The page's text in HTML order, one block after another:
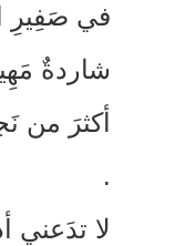
صَفِيرِ الريحِ
مَهِيبة
من نَجمٍ
تدَعني أدنو